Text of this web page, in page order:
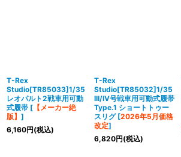
T-Rex
Studio[TR85033]1/35
レオパルト2戦車用可動
式履帯 [ 【メーカー絶
版】 ]
6,160円(税込)
T-Rex
Studio[TR85032]1/35
III/IV号戦車用可動式履帯
Type.1 ショートトゥー
スリグ [2026年5月価格
改定]
6,820円(税込)